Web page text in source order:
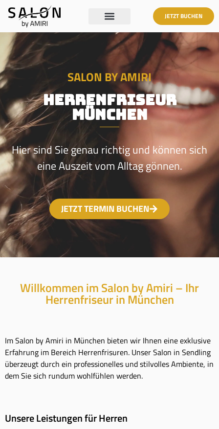
JETZT BUCHEN
SALON BY AMIRI
Herrenfriseur
München
Hier sind Sie genau richtig und können sich
eine Auszeit vom Alltag gönnen.
JETZT TERMIN BUCHEN
Willkommen im Salon by Amiri – Ihr
Herrenfriseur in München
Im Salon by Amiri in München bieten wir Ihnen eine exklusive
Erfahrung im Bereich Herrenfrisuren. Unser Salon in Sendling
überzeugt durch ein professionelles und stilvolles Ambiente, in
dem Sie sich rundum wohlfühlen werden.
Unsere Leistungen für Herren